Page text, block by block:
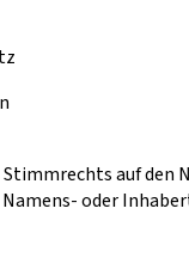
auf den
oder